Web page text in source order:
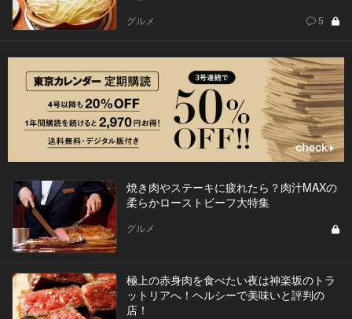
グルメ 5
焼き肉やステーキに疲れたら？肉汁MAXの
柔らかローストビーフ大特集
グルメ
極上の赤身肉を食べたい夜は神楽坂のトラ
ットリアへ！ヘルシーで美味いと評判の
店！